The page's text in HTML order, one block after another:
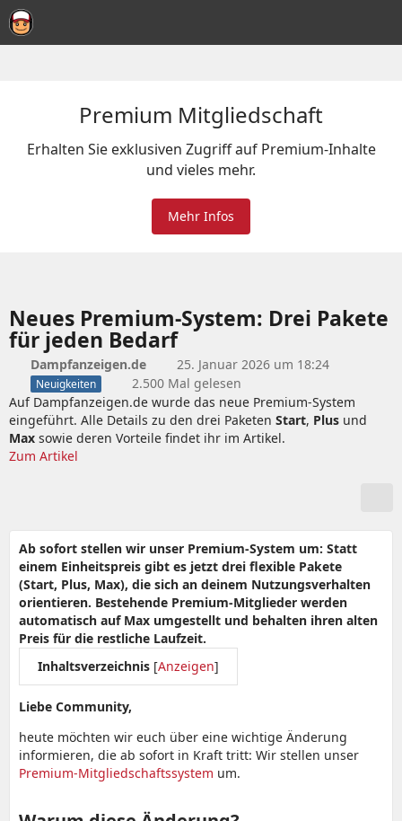
Premium Mitgliedschaft
Erhalten Sie exklusiven Zugriff auf Premium-Inhalte
und vieles mehr.
Mehr Infos
Neues Premium-System: Drei Pakete
für jeden Bedarf
Dampfanzeigen.de 25. Januar 2026 um 18:24
Neuigkeiten
2.500 Mal gelesen
Auf Dampfanzeigen.de wurde das neue Premium-System
eingeführt. Alle Details zu den drei Paketen Start, Plus und
Max sowie deren Vorteile findet ihr im Artikel.
Zum Artikel
Ab sofort stellen wir unser Premium-System um: Statt
einem Einheitspreis gibt es jetzt drei flexible Pakete
(Start, Plus, Max), die sich an deinem Nutzungsverhalten
orientieren. Bestehende Premium-Mitglieder werden
automatisch auf Max umgestellt und behalten ihren alten
Preis für die restliche Laufzeit.
Inhaltsverzeichnis [Anzeigen]
Liebe Community,
heute möchten wir euch über eine wichtige Änderung
informieren, die ab sofort in Kraft tritt: Wir stellen unser
Premium-Mitgliedschaftssystem um.